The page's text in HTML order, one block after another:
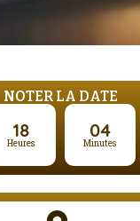
NOTER LA DATE
18
Heures
04
Minutes